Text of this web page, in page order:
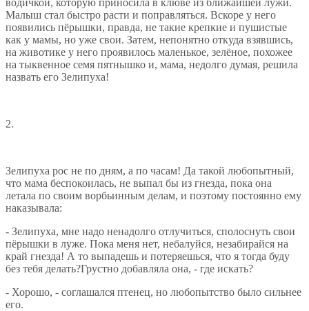
Малыш стал быстро расти и поправляться. Вскоре у него
появились пёрышки, правда, не такие крепкие и пушистые
как у мамы, но уже свои. Затем, непонятно откуда взявшись,
на животике у него проявилось маленькое, зелёное, похожее
на тыквенное семя пятнышко и, мама, недолго думая, решила
назвать его Зелипуха!
2.
Зелипуха рос не по дням, а по часам! Да такой любопытный,
что мама беспокоилась, не выпал бы из гнезда, пока она
летала по своим ворбьинным делам, и поэтому постоянно ему
наказывала:
- Зелипуха, мне надо ненадолго отлучиться, сполоснуть свои
пёрышки в луже. Пока меня нет, небалуйся, незабирайся на
край гнезда! А то выпадешь и потеряешься, что я тогда буду
без тебя делать?Грустно добавляла она, - где искать?
- Хорошо, - соглашался птенец, но любопытство было сильнее
его.